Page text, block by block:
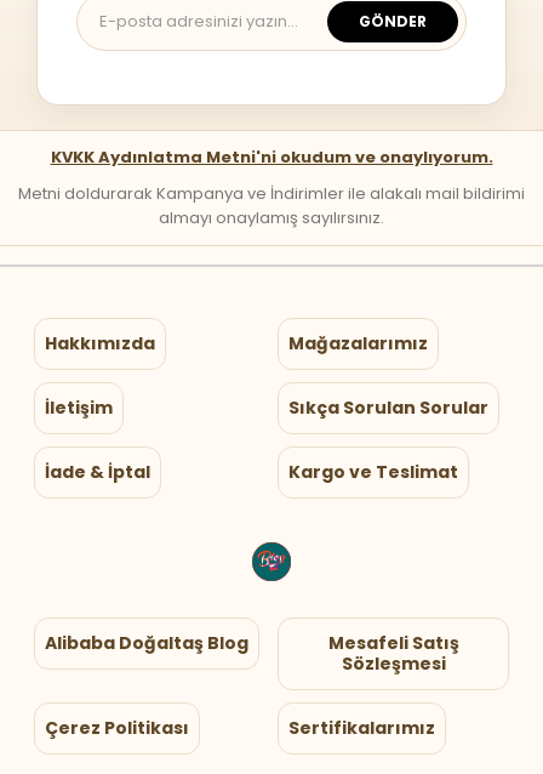
GÖNDER
KVKK Aydınlatma Metni'ni okudum ve onaylıyorum.
Metni doldurarak Kampanya ve İndirimler ile alakalı mail bildirimi
almayı onaylamış sayılırsınız.
Hakkımızda Mağazalarımız
İletişim Sıkça Sorulan Sorular
İade & İptal Kargo ve Teslimat
Alibaba Doğaltaş Blog
Mesafeli Satış
Sözleşmesi
Çerez Politikası Sertifikalarımız